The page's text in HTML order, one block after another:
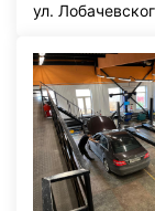
ул.